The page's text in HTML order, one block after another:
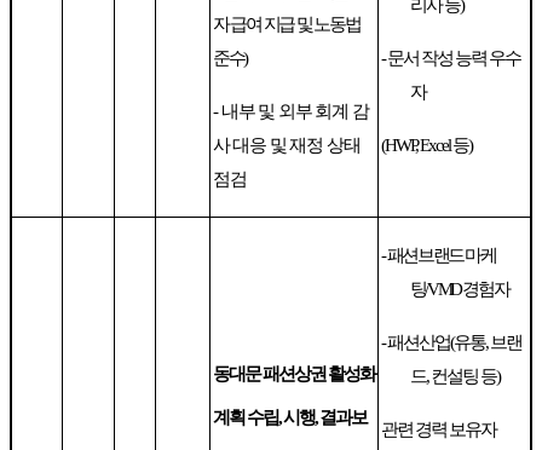
자 급여 지급 및 노동법
준수)
-내부 및 외부 회계 감
사 대응 및 재정 상태
점검
리사 등)
-문서 작성 능력 우수
자
(HWP, Excel등)
동대문 패션상권 활성화
계획 수립,시행,결과보
-패션브랜드 마케
팅/VMD경험자
-패션산업(유통,브랜
드,컨설팅 등)
관련 경력 보유자